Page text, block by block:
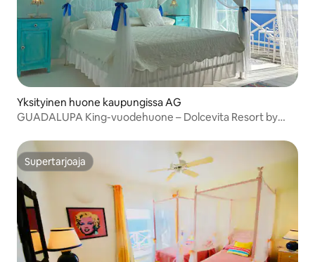
Yksityinen huone kaupungissa AG
GUADALUPA King-vuodehuone – Dolcevita Resort by
Supertarjoaja
Supertarjoaja